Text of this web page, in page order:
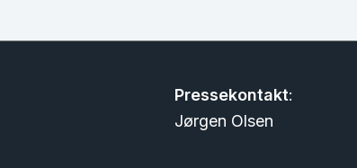
Pressekontakt:
Jørgen Olsen